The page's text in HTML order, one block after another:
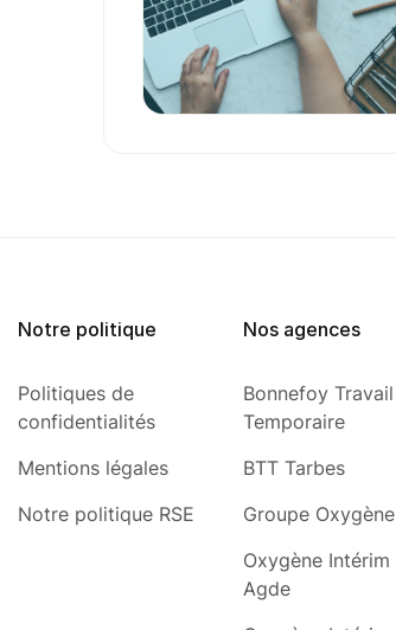
Notre politique
Politiques de
confidentialités
Mentions légales
Notre politique RSE
Nos agences
Bonnefoy Travail
Temporaire
BTT Tarbes
Groupe Oxygène
Oxygène Intérim
Agde